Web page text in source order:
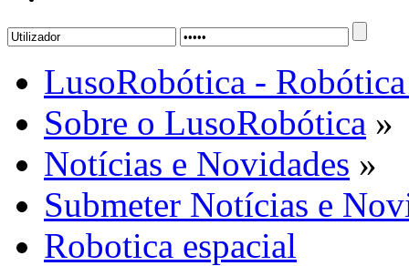
LusoRobótica -
Sobre o LusoRobótica »
Notícias e Novidades »
Submeter Notícias e
Robotica espacial